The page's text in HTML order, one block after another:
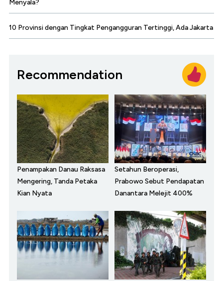
Menyala?
10 Provinsi dengan Tingkat Pengangguran Tertinggi, Ada Jakarta
Recommendation
Penampakan Danau Raksasa
Mengering, Tanda Petaka
Kian Nyata
Setahun Beroperasi,
Prabowo Sebut Pendapatan
Danantara Melejit 400%